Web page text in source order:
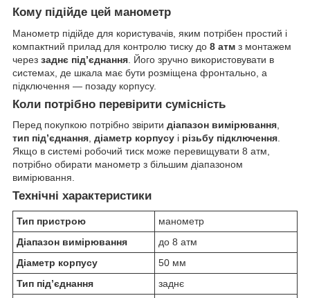
Кому підійде цей манометр
Манометр підійде для користувачів, яким потрібен простий і
компактний прилад для контролю тиску до 8 атм з монтажем
через заднє під’єднання . Його зручно використовувати в
системах, де шкала має бути розміщена фронтально, а
підключення — позаду корпусу.
Коли потрібно перевірити сумісність
Перед покупкою потрібно звірити діапазон вимірювання,
тип під’єднання, діаметр корпусу і різьбу підключення.
Якщо в системі робочий тиск може перевищувати 8 атм,
потрібно обирати манометр з більшим діапазоном
вимірювання.
Технічні характеристики
Тип пристрою
манометр
Діапазон вимірювання
до 8 атм
Діаметр корпусу
50 мм
Тип під’єднання
заднє